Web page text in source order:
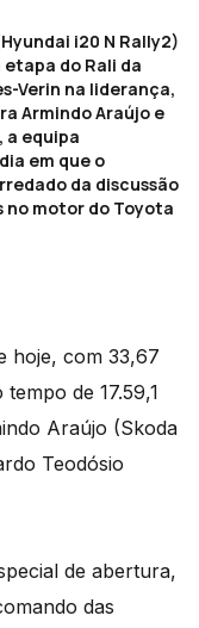
i20 N Rally2)
do Rali da
Verin na liderança,
Armindo Araújo e
a equipa
em que o
da discussão
no motor do Toyota
hoje, com 33,67
de 17.59,1
Araújo (Skoda
Teodósio
de abertura,
das